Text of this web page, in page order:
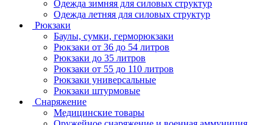
Одежда зимняя для силовых структур
Одежда летняя для силовых структур
Рюкзаки
Баулы, сумки, герморюкзаки
Рюкзаки от 36 до 54 литров
Рюкзаки до 35 литров
Рюкзаки от 55 до 110 литров
Рюкзаки универсальные
Рюкзаки штурмовые
Снаряжение
Медицинские товары